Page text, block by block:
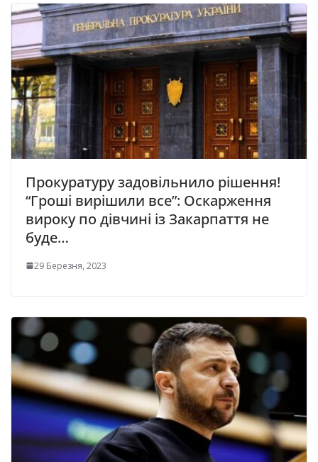
Прокуратуру задовільнило рішення!
“Гроші вирішили все”: Оскарження
вироку по дівчині із Закарпаття не
буде…
29 Березня, 2023